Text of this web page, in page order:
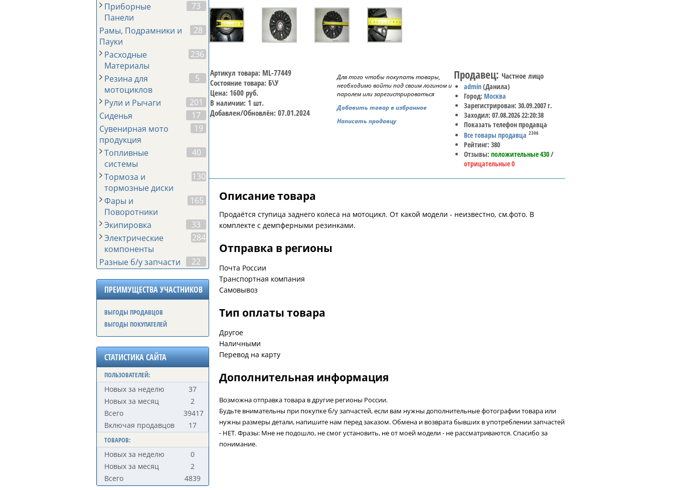
Приборные
Панели
73
Рамы, Подрамники и
Пауки
28
Расходные
Материалы
236
Резина для
мотоциклов
5
Рули и Рычаги
201
Сиденья
17
Сувенирная мото
продукция
19
Топливные
системы
40
Тормоза и
тормозные диски
130
Фары и
Поворотники
165
Экипировка
33
Электрические
компоненты
284
Разные б/у запчасти 22
ПРЕИМУЩЕСТВА УЧАСТНИКОВ
ВЫГОДЫ ПРОДАВЦОВ
ВЫГОДЫ ПОКУПАТЕЛЕЙ
СТАТИСТИКА САЙТА
ПОЛЬЗОВАТЕЛЕЙ:
Новых за неделю
37
Новых за месяц
2
Всего
39417
Включая продавцов
17
ТОВАРОВ:
Новых за неделю
0
Новых за месяц
2
Всего
4839
Артикул товара: ML-77449
Состояние товара: Б\У
Цена: 1600 руб.
В наличии: 1 шт.
Добавлен/Обновлён: 07.01.2024
Для того чтобы покупать товары,
необходимо войти под своим логином и
паролем или зарегистрироваться
Добавить товар в избранное
Написать продавцу
Продавец: Частное лицо
admin(Данила)
Город: Москва
Зарегистрирован: 30.09.2007 г.
Заходил: 07.08.2026 22:20:38
Показать телефон продавца
Все товары продавца 2306
Рейтинг: 380
Отзывы:положительные 430/
отрицательные 0
Описание товара
Продаётся ступица заднего колеса на мотоцикл. От какой модели - неизвестно, см.фото. В
комплекте с демпферными резинками.
Отправка в регионы
Почта России
Транспортная компания
Самовывоз
Тип оплаты товара
Другое
Наличными
Перевод на карту
Дополнительная информация
Возможна отправка товара в другие регионы России.
Будьте внимательны при покупке б/у запчастей, если вам нужны дополнительные фотографии товара или
нужны размеры детали, напишите нам перед заказом. Обмена и возврата бывших в употреблении запчастей
- НЕТ. Фразы: Мне не подошло, не смог установить, не от моей модели - не рассматриваются. Спасибо за
понимание.